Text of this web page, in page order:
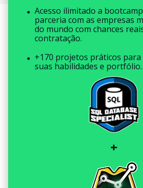
Acesso ilimitado a
parceria com as empresas
do mundo com chances
contratação.
+170 projetos práticos
suas habilidades e portfólio.
+